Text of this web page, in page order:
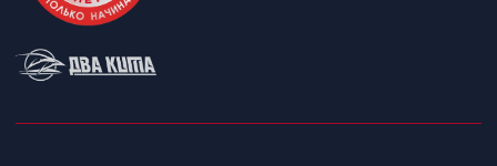
Написать в Telegram